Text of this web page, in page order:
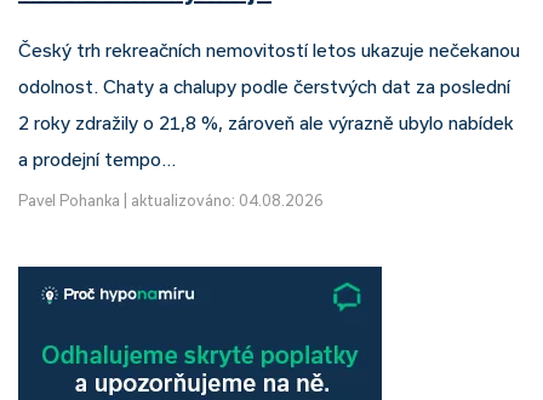
Český trh rekreačních nemovitostí letos ukazuje nečekanou
odolnost. Chaty a chalupy podle čerstvých dat za poslední
2 roky zdražily o 21,8 %, zároveň ale výrazně ubylo nabídek
a prodejní tempo…
Pavel Pohanka aktualizováno: 04.08.2026